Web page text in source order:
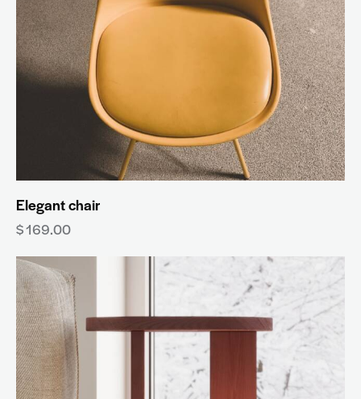
Elegant chair
$169.00